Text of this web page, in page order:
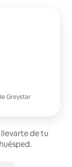
Greystar
de tu